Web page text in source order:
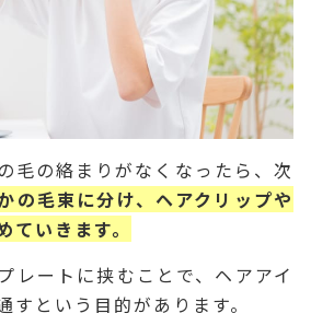
毛の絡まりがなくなったら、次
の毛束に分け、ヘアクリップや
いきます。
レートに挟むことで、ヘアアイ
すという目的があります。